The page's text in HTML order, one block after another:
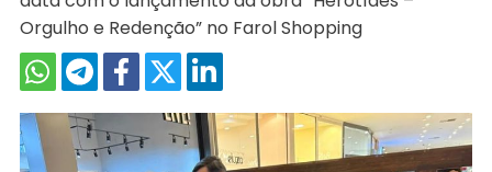
Orgulho e Redenção” no Farol Shopping